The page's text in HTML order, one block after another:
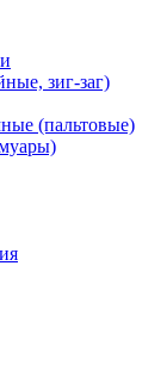
зиг-заг)
(пальтовые)